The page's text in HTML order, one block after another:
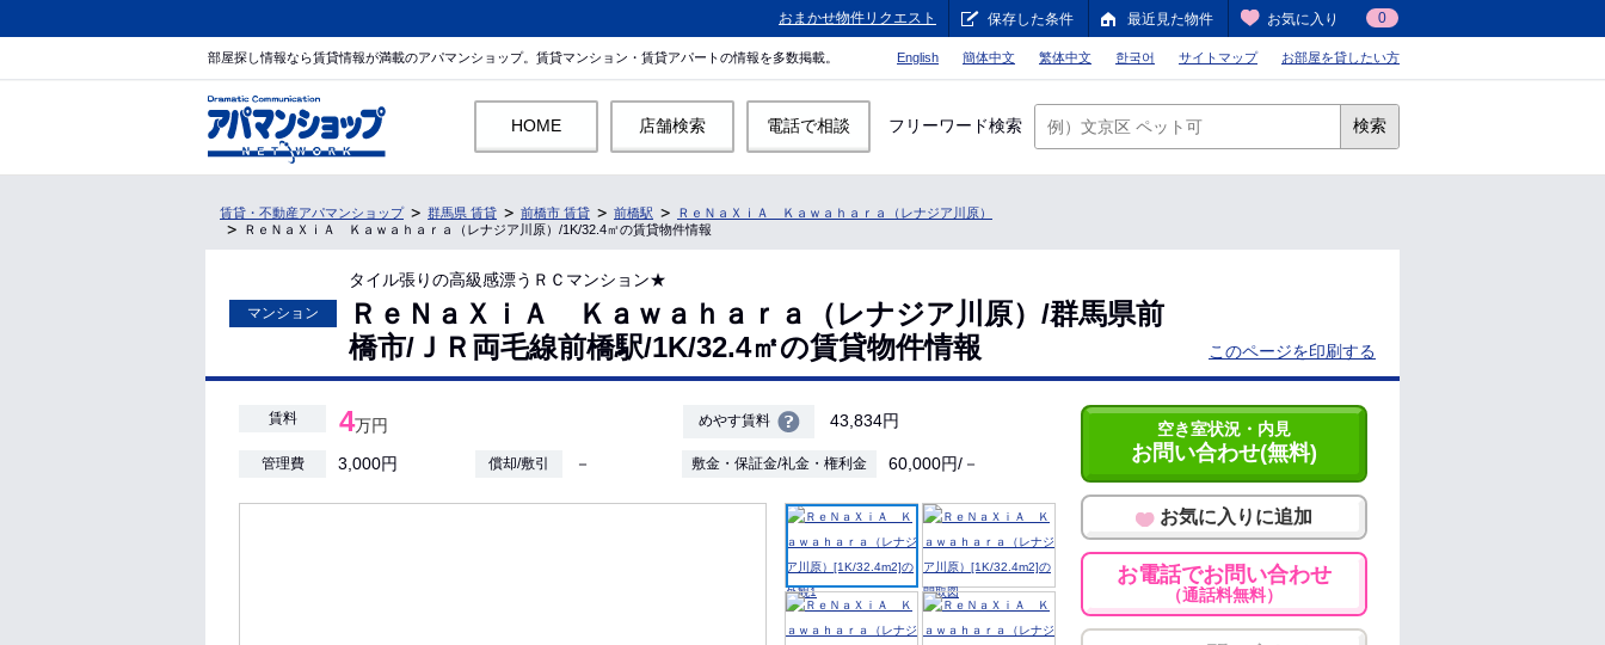
おまかせ物件リクエスト 保存した条件 最近見た物件 お気に入り 0
部屋探し情報なら賃貸情報が満載のアパマンショップ。賃貸マンション・賃貸アパートの情報を多数掲載。 English 簡体中文 繁体中文 한국어 サイトマップ お部屋を貸したい方
HOME 店舗検索 電話で相談 フリーワード検索 検索
賃貸・不動産アパマンショップ 群馬県 賃貸 前橋市 賃貸 前橋駅
ＲｅＮａＸｉＡ Ｋａｗａｈａｒａ（レナジア川原）
ＲｅＮａＸｉＡ Ｋａｗａｈａｒａ（レナジア川原）/1K/32.4㎡の賃貸物件情報
マンション
タイル張りの高級感漂うＲＣマンション★
ＲｅＮａＸｉＡ Ｋａｗａｈａｒａ（レナジア川原）/群馬県前
橋市/ＪＲ両毛線前橋駅/1K/32.4㎡の賃貸物件情報
このページを印刷する
賃料 4万円 めやす賃料 43,834円
管理費 3,000円 償却/敷引 － 敷金・保証金/礼金・権利金 60,000円/－
空き室状況・内見
お問い合わせ(無料)
お気に入りに追加
お電話でお問い合わせ
（通話料無料）